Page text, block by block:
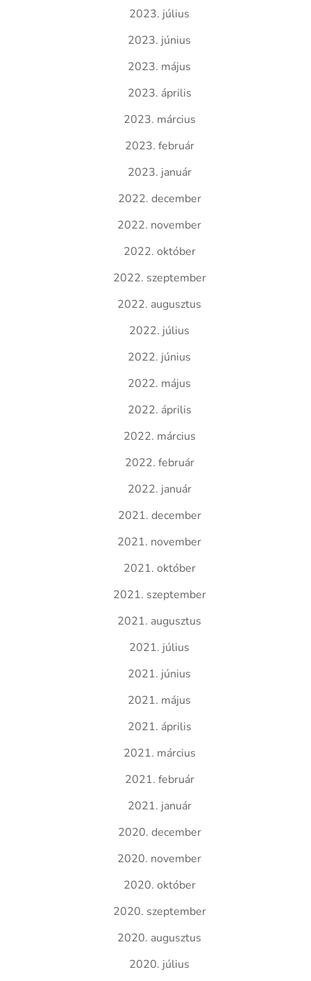
2023. július
2023. június
2023. május
2023. április
2023. március
2023. február
2023. január
2022. december
2022. november
2022. október
2022. szeptember
2022. augusztus
2022. július
2022. június
2022. május
2022. április
2022. március
2022. február
2022. január
2021. december
2021. november
2021. október
2021. szeptember
2021. augusztus
2021. július
2021. június
2021. május
2021. április
2021. március
2021. február
2021. január
2020. december
2020. november
2020. október
2020. szeptember
2020. augusztus
2020. július